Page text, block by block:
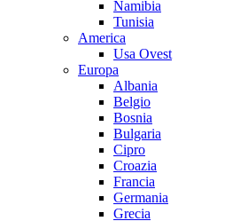
Namibia
Tunisia
America
Usa Ovest
Europa
Albania
Belgio
Bosnia
Bulgaria
Cipro
Croazia
Francia
Germania
Grecia